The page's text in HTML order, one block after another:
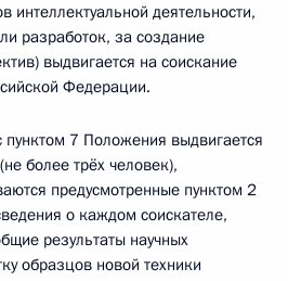
интеллектуальной деятельности,
разработок, за создание
выдвигается на соискание
Федерации.
пунктом 7 Положения выдвигается
более трёх человек),
предусмотренные пунктом 2
о каждом соискателе,
результаты научных
образцов новой техники